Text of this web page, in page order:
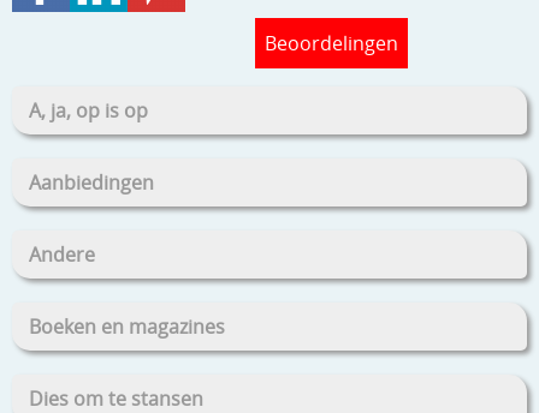
Beoordelingen
A, ja, op is op
Aanbiedingen
Andere
Boeken en magazines
Dies om te stansen